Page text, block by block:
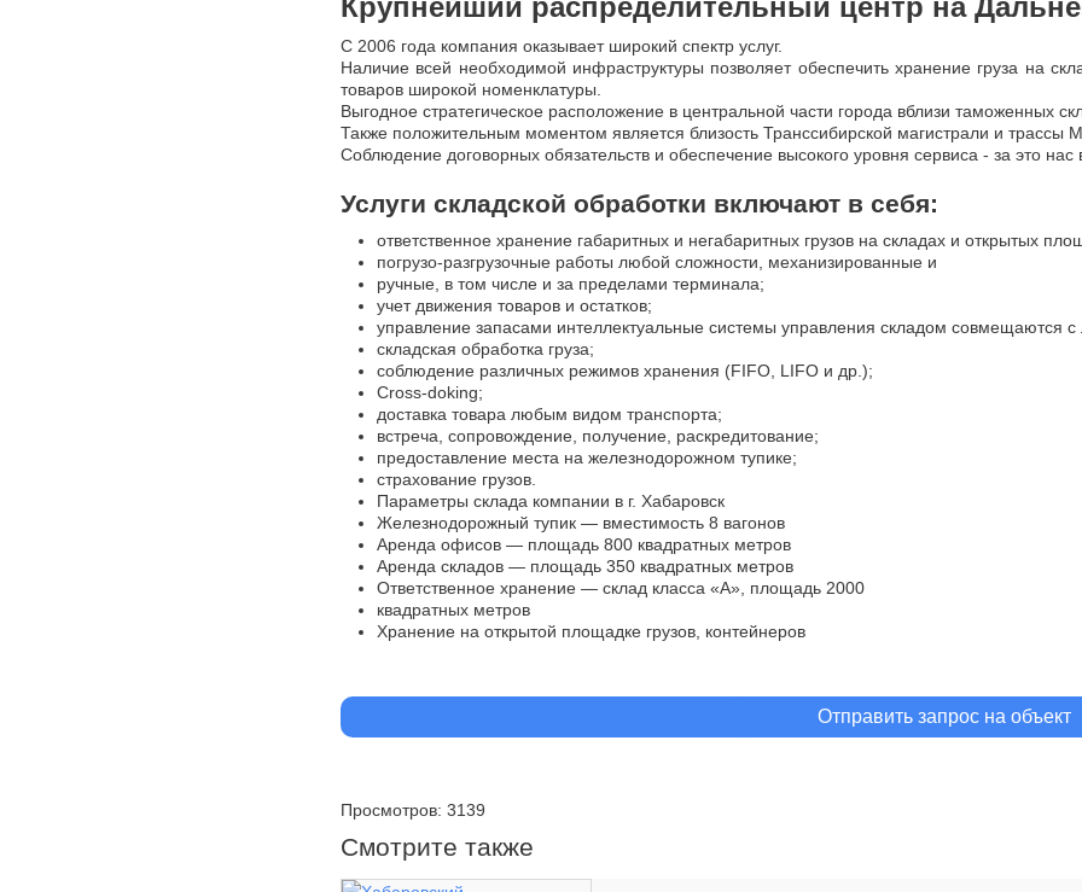
Крупнейший распределительный центр на
С 2006 года компания оказывает широкий спектр услуг.
Наличие всей необходимой инфраструктуры позволяет обеспечить хранение груза на
товаров широкой номенклатуры.
Выгодное стратегическое расположение в центральной части города вблизи таможенных
Также положительным моментом является близость Транссибирской магистрали и трассы
Соблюдение договорных обязательств и обеспечение высокого уровня сервиса - за это
Услуги складской обработки включают в себя:
ответственное хранение габаритных и негабаритных грузов на складах и открытых
погрузо-разгрузочные работы любой сложности, механизированные и
ручные, в том числе и за пределами терминала;
учет движения товаров и остатков;
управление запасами интеллектуальные системы управления складом совмещаются
складская обработка груза;
соблюдение различных режимов хранения (FIFO, LIFO и др.);
Cross-doking;
доставка товара любым видом транспорта;
встреча, сопровождение, получение, раскредитование;
предоставление места на железнодорожном тупике;
страхование грузов.
Параметры склада компании в г. Хабаровск
Железнодорожный тупик — вместимость 8 вагонов
Аренда офисов — площадь 800 квадратных метров
Аренда складов — площадь 350 квадратных метров
Ответственное хранение — склад класса «А», площадь 2000
квадратных метров
Хранение на открытой площадке грузов, контейнеров
Отправить запрос на объект
Просмотров: 3139
Смотрите также